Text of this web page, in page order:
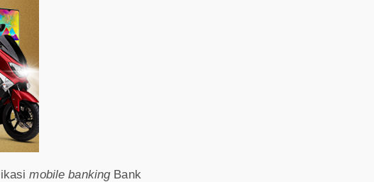
mobile bankingBank